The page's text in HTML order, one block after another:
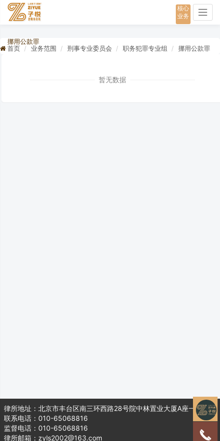
核心
业务
挪用公款罪
首页
业务范围 刑事专业委员会 职务犯罪专业组 挪用公款罪
暂无数据
律所地址：北京市丰台区南三环西路28号院中林置业大厦A座一层104
联系电话：010-65068816
监督电话：010-65068816
律所邮箱：zyls2002@163.com